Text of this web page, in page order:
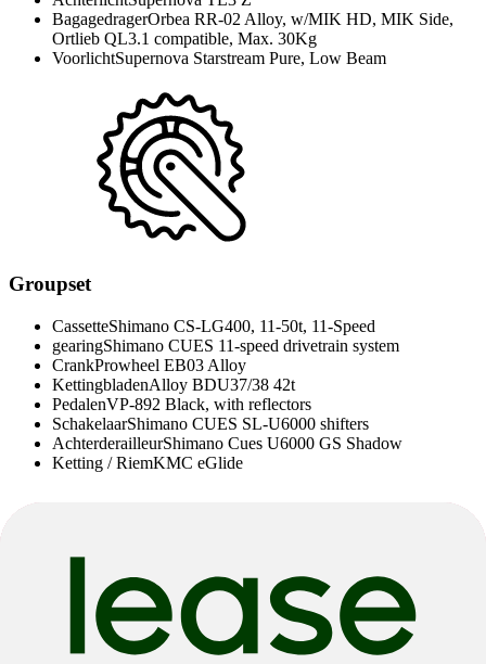
BagagedragerOrbea RR-02 Alloy, w/MIK HD, MIK Side,
Ortlieb QL3.1 compatible, Max. 30Kg
VoorlichtSupernova Starstream Pure, Low Beam
Groupset
CassetteShimano CS-LG400, 11-50t, 11-Speed
gearingShimano CUES 11-speed drivetrain system
CrankProwheel EB03 Alloy
KettingbladenAlloy BDU37/38 42t
PedalenVP-892 Black, with reflectors
SchakelaarShimano CUES SL-U6000 shifters
AchterderailleurShimano Cues U6000 GS Shadow
Ketting / RiemKMC eGlide